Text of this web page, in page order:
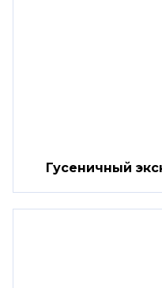
Гусеничный